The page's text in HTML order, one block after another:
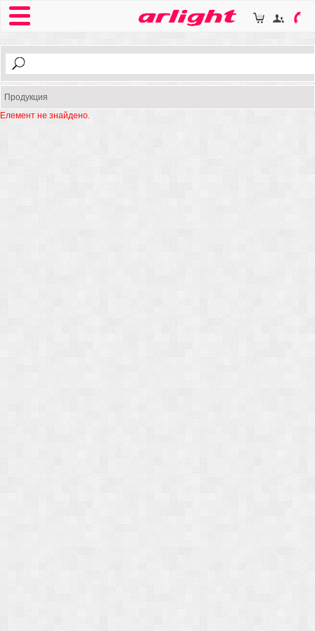
Продукция
Елемент не знайдено.